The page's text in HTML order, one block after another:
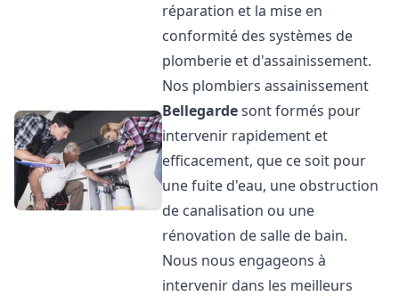
réparation et la mise en
conformité des systèmes de
plomberie et d'assainissement.
Nos plombiers assainissement
Bellegardesont formés pour
intervenir rapidement et
efficacement, que ce soit pour
une fuite d'eau, une obstruction
de canalisation ou une
rénovation de salle de bain.
Nous nous engageons à
intervenir dans les meilleurs